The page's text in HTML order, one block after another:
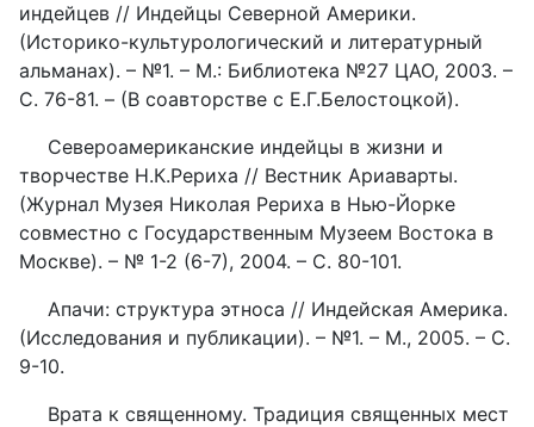
индейцев // Индейцы Северной Америки.
(Историко-культурологический и литературный
альманах). – №1. – М.: Библиотека №27 ЦАО, 2003. –
С. 76-81. – (В соавторстве с Е.Г.Белостоцкой).
Североамериканские индейцы в жизни и
творчестве Н.К.Рериха // Вестник Ариаварты.
(Журнал Музея Николая Рериха в Нью-Йорке
совместно с Государственным Музеем Востока в
Москве). – № 1-2 (6-7), 2004. – С. 80-101.
Апачи: структура этноса // Индейская Америка.
(Исследования и публикации). – №1. – М., 2005. – С.
9-10.
Врата к священному. Традиция священных мест